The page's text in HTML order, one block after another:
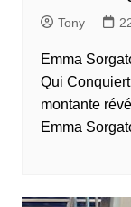
Tony
Emma
Qui
montante
Emma